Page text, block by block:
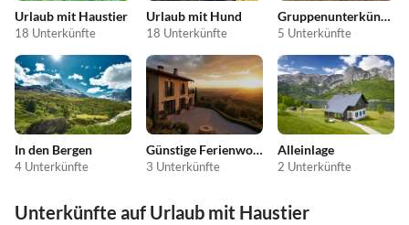
Urlaub mit Haustier
18 Unterkünfte
Urlaub mit Hund
18 Unterkünfte
Gruppenunterkünfte
5 Unterkünfte
In den Bergen
4 Unterkünfte
Günstige Ferienwohnungen
3 Unterkünfte
Alleinlage
2 Unterkünfte
Unterkünfte auf Urlaub mit Haustier